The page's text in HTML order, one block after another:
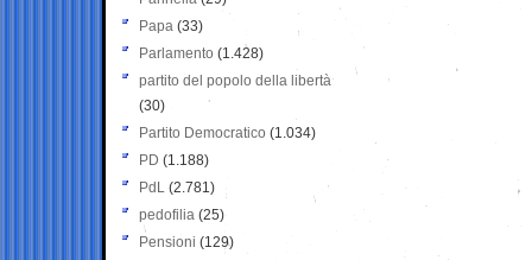
Papa (33)
Parlamento (1.428)
partito del popolo della libertà
(30)
Partito Democratico (1.034)
PD (1.188)
PdL (2.781)
pedofilia (25)
Pensioni (129)